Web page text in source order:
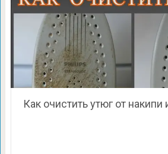
Как очистить утюг от накипи